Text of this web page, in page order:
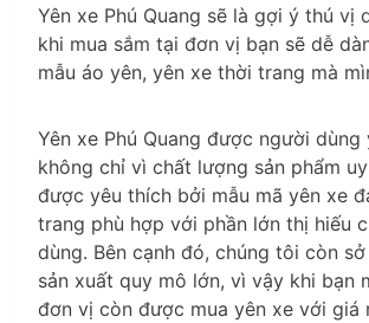
Yên xe Phú Quang sẽ là gợi ý thú vị
khi mua sắm tại đơn vị bạn sẽ dễ
mẫu áo yên, yên xe thời trang mà
Yên xe Phú Quang được người dùng
không chỉ vì chất lượng sản phẩm
được yêu thích bởi mẫu mã yên xe
trang phù hợp với phần lớn thị hiếu
dùng. Bên cạnh đó, chúng tôi còn
sản xuất quy mô lớn, vì vậy khi bạn
đơn vị còn được mua yên xe với giá